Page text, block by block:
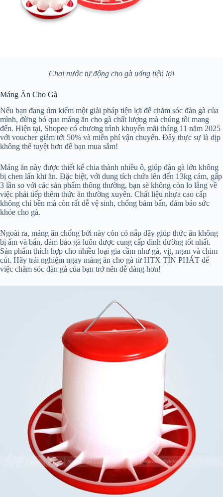
Chai nước tự động cho gà uống tiện lợi
Máng Ăn Cho Gà
Nếu bạn đang tìm kiếm một giải pháp tiện lợi để chăm sóc đàn gà của
mình, đừng bỏ qua máng ăn cho gà chất lượng mà chúng tôi mang
đến. Hiện tại, Shopee có chương trình khuyến mãi tháng 11 năm 2025
với voucher giảm tới 50% và miễn phí vận chuyển. Đây thực sự là dịp
không thể tuyệt hơn để bạn mua sắm!
Máng ăn này được thiết kế chia thành nhiều ô, giúp đàn gà lớn không
bị chen lấn khi ăn. Đặc biệt, với dung tích chứa lên đến 13kg cám, gấp
3 lần so với các sản phẩm thông thường, bạn sẽ không còn lo lắng về
việc phải tiếp thêm thức ăn thường xuyên. Chất liệu nhựa cao cấp
không chỉ bền mà còn rất dễ vệ sinh, chống bám bẩn, đảm bảo sức
khỏe cho gà.
Ngoài ra, máng ăn chống bới này còn có nắp đậy giúp thức ăn không
bị ẩm và bẩn, đảm bảo gà luôn được cung cấp dinh dưỡng tốt nhất.
Sản phẩm thích hợp cho nhiều loại gia cầm như gà, vịt, ngan và chim
cút. Hãy trải nghiệm ngay máng ăn cho gà từ HTX TÍN PHÁT để
việc chăm sóc đàn gà của bạn trở nên dễ dàng hơn!